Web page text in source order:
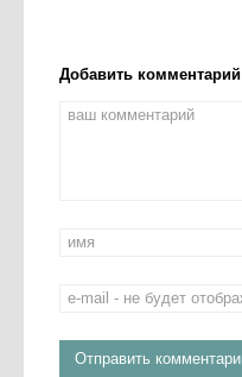
Добавить комментарий